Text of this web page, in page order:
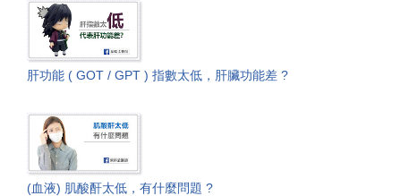
肝功能 ( GOT / GPT ) 指數太低，肝臟功能差 ?
(血液) 肌酸酐太低，有什麼問題 ?